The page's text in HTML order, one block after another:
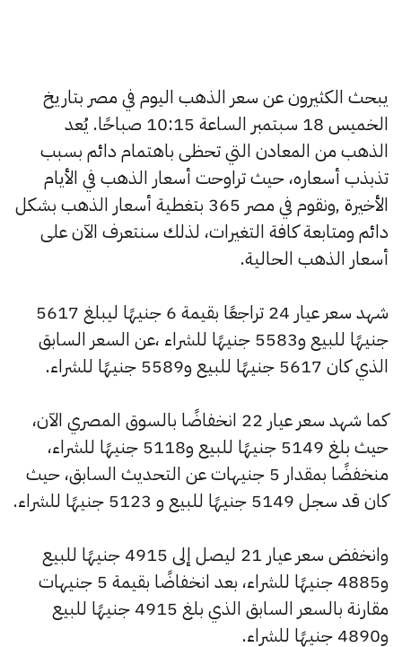
يبحث الكثيرون عن سعر الذهب اليوم في مصر بتاريخ
الخميس 18 سبتمبر الساعة 10:15 صباحًا. يُعد
الذهب من المعادن التي تحظى باهتمام دائم بسبب
تذبذب أسعاره، حيث تراوحت أسعار الذهب في الأيام
الأخيرة ,ونقوم في مصر 365 بتغطية أسعار الذهب بشكل
دائم ومتابعة كافة التغيرات، لذلك سنتعرف الآن على
أسعار الذهب الحالية.
شهد سعر عيار 24 تراجعًا بقيمة 6 جنيهًا ليبلغ 5617
جنيهًا للبيع و5583 جنيهًا للشراء ،عن السعر السابق
الذي كان 5617 جنيهًا للبيع و5589 جنيهًا للشراء.
كما شهد سعر عيار 22 انخفاضًا بالسوق المصري الآن،
حيث بلغ 5149 جنيهًا للبيع و5118 جنيهًا للشراء،
منخفضًا بمقدار 5 جنيهات عن التحديث السابق، حيث
كان قد سجل 5149 جنيهًا للبيع و 5123 جنيهًا للشراء.
وانخفض سعر عيار 21 ليصل إلى 4915 جنيهًا للبيع
و4885 جنيهًا للشراء، بعد انخفاضًا بقيمة 5 جنيهات
مقارنة بالسعر السابق الذي بلغ 4915 جنيهًا للبيع
و4890 جنيهًا للشراء.